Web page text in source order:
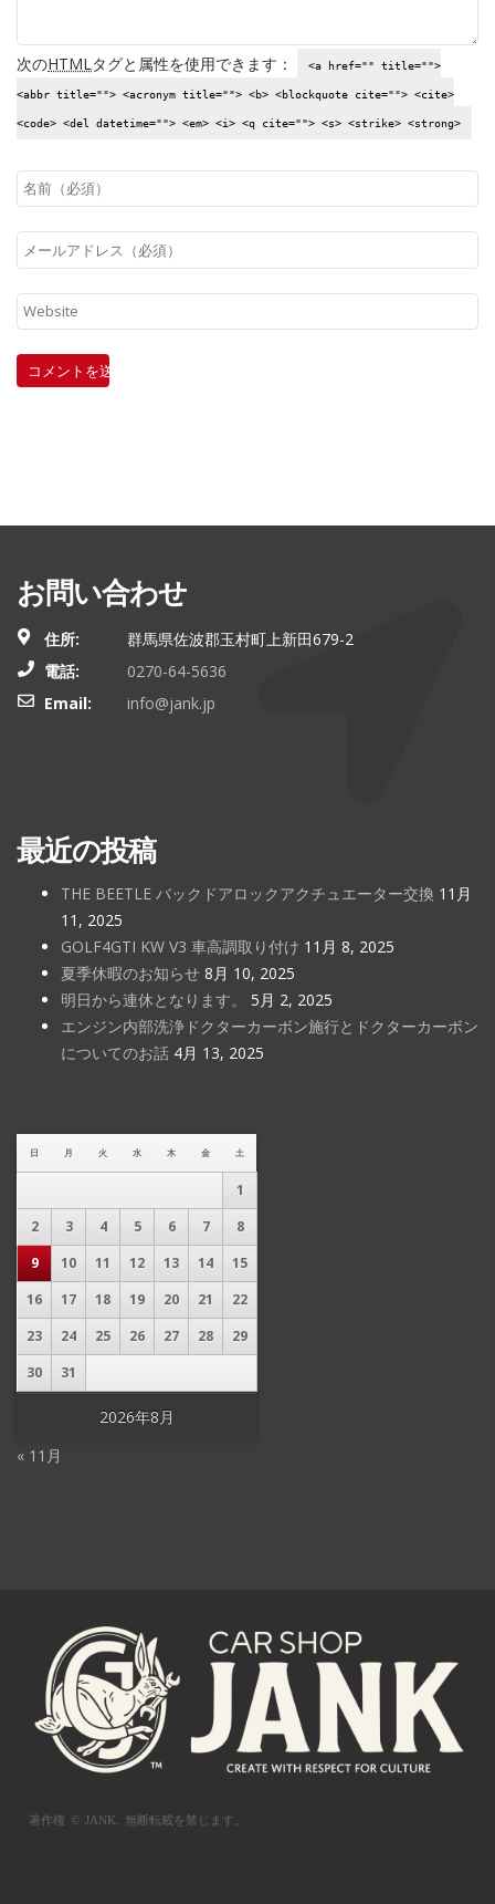
次のHTML タグと属性を使用できます： <a href="" title="">
<abbr title=""> <acronym title=""> <b> <blockquote cite=""> <cite>
<code> <del datetime=""> <em> <i> <q cite=""> <s> <strike> <strong>
お問い合わせ
住所:
群馬県佐波郡玉村町上新田679-2
電話:
0270-64-5636
Email:
info@jank.jp
最近の投稿
THE BEETLE バックドアロックアクチュエーター交換 11月
11, 2025
GOLF4GTI KW V3 車高調取り付け 11月 8, 2025
夏季休暇のお知らせ 8月 10, 2025
明日から連休となります。
5月 2, 2025
エンジン内部洗浄ドクターカーボン施行とドクターカーボン
についてのお話 4月 13, 2025
2026年8月
日 月 火 水 木 金 土
1
2
3 4 5 6 7
8
9
10 11 12 13 14
15
16
17 18 19 20 21
22
23
24 25 26 27 28
29
30
31
« 11月
著作権 © JANK. 無断転載を禁じます。